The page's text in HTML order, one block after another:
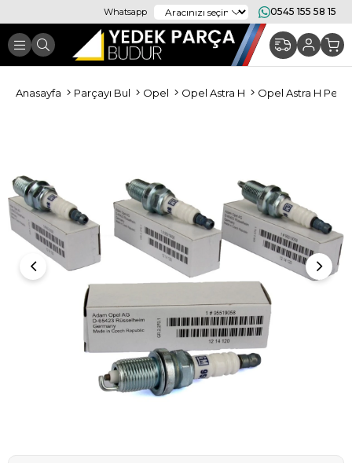
Whatsapp 0545 155 58 15
Anasayfa Parçayı Bul Opel Opel Astra H Opel Astra H